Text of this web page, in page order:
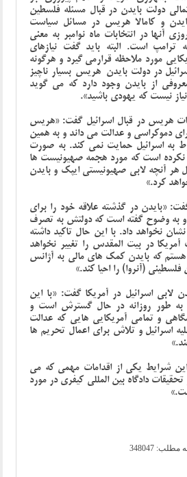
دولت بایدن در قبال مسئله فلسطین
و کامالا هریس در مسائل سیاست
آنها در انتخابات ماه نوامبر به معنی
ترامپ است. البته باید گفت نیازهای
مورد ملاحظه قرارمی گیرد و هرگونه
در دولت بایدن-هریس بسیار ناچیز
از بایدن وجود دارد که می گوید
نیست که یهودی باشید».
هریس در قبال اسرائیل گفت: «هریس
دموکراسی و عدالت می داند و به همین
به اسرائیل حمایت نمی کند. به صورت
است که مورد هجمه صهیونیست ها
هر آنچه لابی صهیونیستی ایپک و بایدن
کرد.»
«بایدن در گذشته علاقه خود را برای
به وضوح گفته است که دولتش به تصرف
نخواهد داد. با این حال تاکید داشته
در بیت المقدس را تغییر نخواهد
هستم که بایدن کمک های مالی به آژانس
(آنروا) را احیا کند.»
لابی اسرائیل در آمریکا گفت: «با این
به طور روزانه در حال گسترش است و
و تمامی آمریکایی هایی که عدالت
اسرائیل و تلاش برای اعمال تحریم ها
شرایط یکی از اقدامات مهمی که می
دادگاه بین المللی کیفری در مورد
348047